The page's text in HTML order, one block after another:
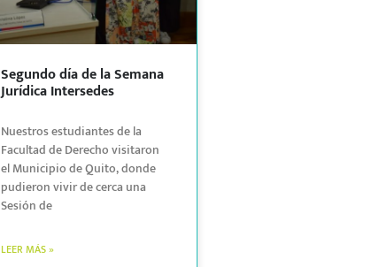
Segundo día de la Semana
Jurídica Intersedes
Nuestros estudiantes de la
Facultad de Derecho visitaron
el Municipio de Quito, donde
pudieron vivir de cerca una
Sesión de
LEER MÁS »